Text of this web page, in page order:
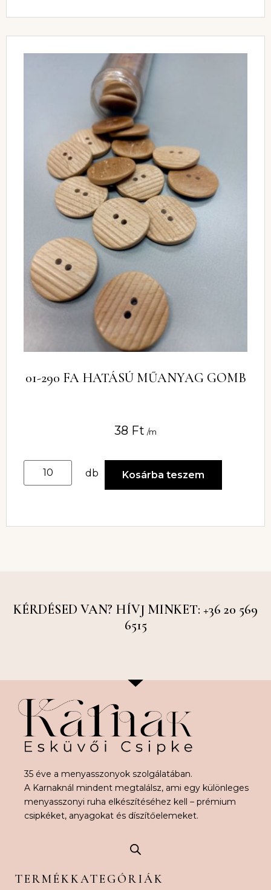
01-290 FA HATÁSÚ MŰANYAG GOMB
38 Ft /m
db Kosárba teszem
KÉRDÉSED VAN? HÍVJ MINKET: +36 20 569
6515
35 éve a menyasszonyok szolgálatában.
A Karnaknál mindent megtalálsz, ami egy különleges
menyasszonyi ruha elkészítéséhez kell – prémium
csipkéket, anyagokat és díszítőelemeket.
TERMÉKKATEGÓRIÁK